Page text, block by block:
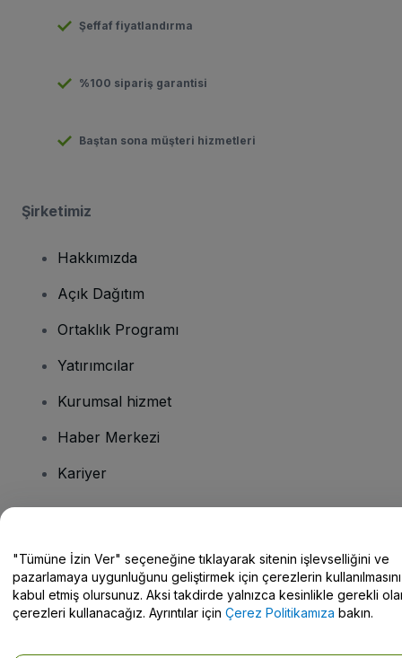
Şeffaf fiyatlandırma
%100 sipariş garantisi
Baştan sona müşteri hizmetleri
Şirketimiz
Hakkımızda
Açık Dağıtım
Ortaklık Programı
Yatırımcılar
Kurumsal hizmet
Haber Merkezi
Kariyer
Yardım Merkezi / Bize Ulaşın
"Tümüne İzin Ver" seçeneğine tıklayarak sitenin işlevselliğini ve
pazarlamaya uygunluğunu geliştirmek için çerezlerin kullanılmasını
kabul etmiş olursunuz. Aksi takdirde yalnızca kesinlikle gerekli
çerezleri kullanacağız. Ayrıntılar için Çerez Politikamıza bakın.